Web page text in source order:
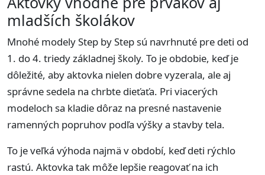
mladších školákov
Mnohé modely Step by Step sú navrhnuté pre deti od
1. do 4. triedy základnej školy. To je obdobie, keď je
dôležité, aby aktovka nielen dobre vyzerala, ale aj
správne sedela na chrbte dieťaťa. Pri viacerých
modeloch sa kladie dôraz na presné nastavenie
ramenných popruhov podľa výšky a stavby tela.
To je veľká výhoda najmä v období, keď deti rýchlo
rastú. Aktovka tak môže lepšie reagovať na ich